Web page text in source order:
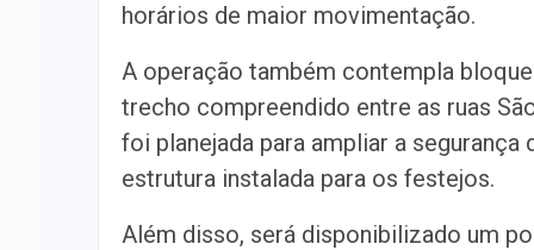
horários de maior movimentação.
A operação também contempla
trecho compreendido entre as ruas
foi planejada para ampliar a
estrutura instalada para os festejos.
Além disso, será disponibilizado um